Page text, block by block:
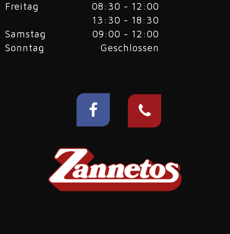
Freitag
08:30 - 12:00
13:30 - 18:30
Samstag
09:00 - 12:00
Sonntag
Geschlossen